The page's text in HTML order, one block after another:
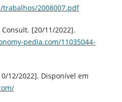
2008007.pdf
Consult. [20/11/2022].
pedia.com/11035044-
12/2022]. Disponível em